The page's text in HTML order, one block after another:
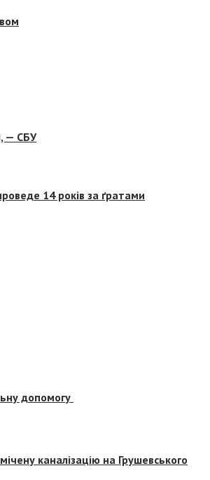
— СБУ
14 років за ґратами
допомогу
каналізацію на Грушевського